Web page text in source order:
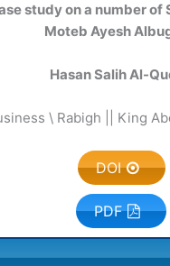
study on a number of
Moteb Ayesh
Hasan Salih Al-
\ Rabigh || King
DOI
PDF